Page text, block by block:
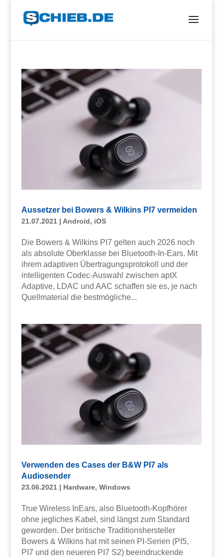
Aussetzer bei Bowers & Wilkins PI7 vermeiden
21.07.2021| Android, iOS
Die Bowers & Wilkins PI7 gelten auch 2026 noch
als absolute Oberklasse bei Bluetooth-In-Ears. Mit
ihrem adaptiven Übertragungsprotokoll und der
intelligenten Codec-Auswahl zwischen aptX
Adaptive, LDAC und AAC schaffen sie es, je nach
Quellmaterial die bestmögliche...
Verwenden des Cases der B&W PI7 als
Audiosender
23.06.2021| Hardware, Windows
True Wireless InEars, also Bluetooth-Kopfhörer
ohne jegliches Kabel, sind längst zum Standard
geworden. Der britische Traditionshersteller
Bowers & Wilkins hat mit seinen PI-Serien (PI5,
PI7 und den neueren PI7 S2) beeindruckende